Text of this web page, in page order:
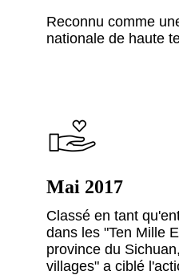
Reconnu comme
nationale de haute
Mai 2017
Classé en tant
dans les "Ten Mille
province du
villages" a ciblé